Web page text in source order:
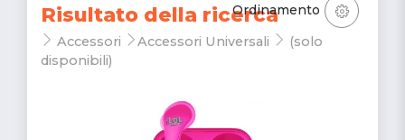
Risultato della ricerca
Accessori Accessori Universali
(solo
disponibili)
Ordinamento